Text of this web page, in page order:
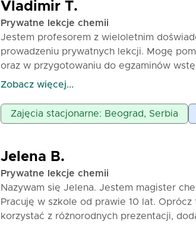
Vladimir T.
Prywatne lekcje chemii
Jestem profesorem z wieloletnim
prowadzeniu prywatnych lekcji. Mogę
oraz w przygotowaniu do egzaminów
dzięki czemu lekcje online są tak samo
Zobacz więcej...
Zajęcia stacjonarne: Beograd, Serbia
Jelena B.
Prywatne lekcje chemii
Nazywam się Jelena. Jestem magister
Pracuję w szkole od prawie 10 lat.
korzystać z różnorodnych prezentacji,